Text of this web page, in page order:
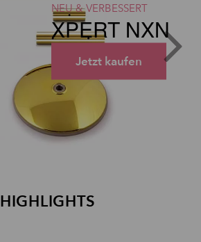
NEU & VERBESSERT
XPERT NXN
Jetzt kaufen
HIGHLIGHTS